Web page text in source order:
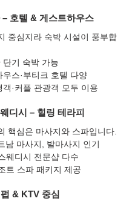
– 호텔 & 게스트하우스
중심지라 숙박 시설이 풍부합
단기 숙박 가능
우스·부티크 호텔 다양
객·커플 관광객 모두 이용
디시 – 힐링 테라피
핵심은 마사지와 스파입니다.
남 마사지, 발마사지 인기
웨디시 전문샵 다수
트 스파 패키지 제공
& KTV 중심